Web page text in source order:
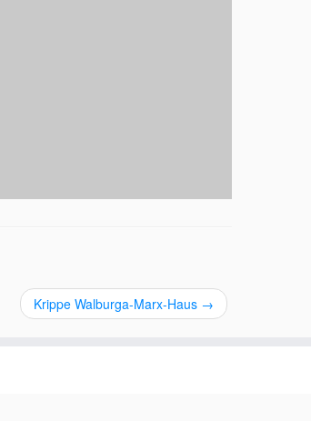
Krippe Walburga-Marx-Haus →